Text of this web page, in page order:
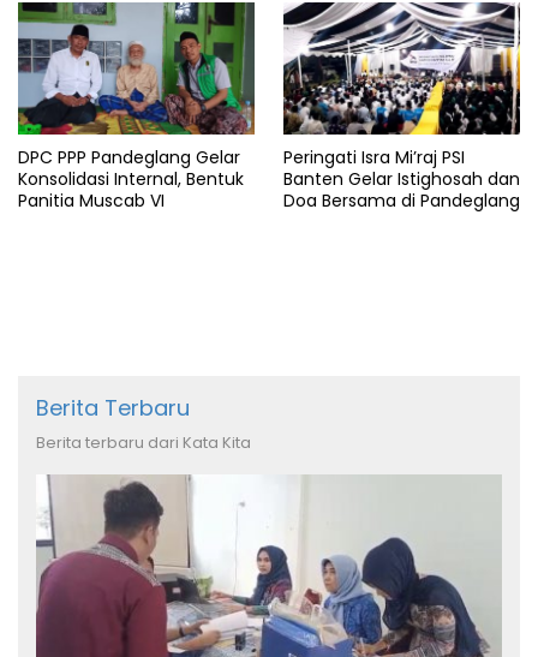
DPC PPP Pandeglang Gelar
Konsolidasi Internal, Bentuk
Panitia Muscab VI
Peringati Isra Mi’raj PSI
Banten Gelar Istighosah dan
Doa Bersama di Pandeglang
Berita Terbaru
Berita terbaru dari Kata Kita